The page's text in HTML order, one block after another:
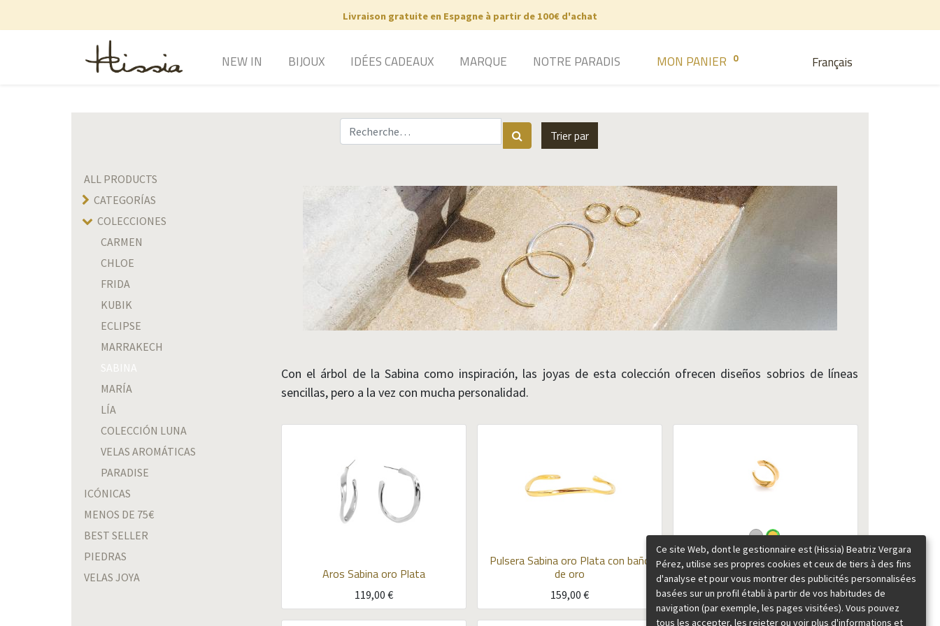
Livraison gratuite en Espagne à partir de 100€ d'achat
Français
NEW IN BIJOUX IDÉES CADEAUX MARQUE NOTRE PARADIS MON PANIER 0
Trier par
ALL PRODUCTS
CATEGORÍAS
COLECCIONES
CARMEN
CHLOE
FRIDA
KUBIK
ECLIPSE
MARRAKECH
SABINA
MARÍA
LÍA
COLECCIÓN LUNA
VELAS AROMÁTICAS
PARADISE
ICÓNICAS
MENOS DE 75€
BEST SELLER
PIEDRAS
VELAS JOYA
Con el árbol de la Sabina como inspiración, las joyas de esta colección ofrecen diseños sobrios de líneas
sencillas, pero a la vez con mucha personalidad.
Aros Sabina oro Plata
119,00 €
Pulsera Sabina oro Plata con baño
de oro
159,00 €
Boucles d'oreilles Sabina Plata con
baño de oro
39,00 €
Ce site Web, dont le gestionnaire est (Hissia) Beatriz Vergara
Pérez, utilise ses propres cookies et ceux de tiers à des fins
d'analyse et pour vous montrer des publicités personnalisées
basées sur un profil établi à partir de vos habitudes de
navigation (par exemple, les pages visitées). Vous pouvez
tous les accepter, les rejeter ou voir plus d'informations et